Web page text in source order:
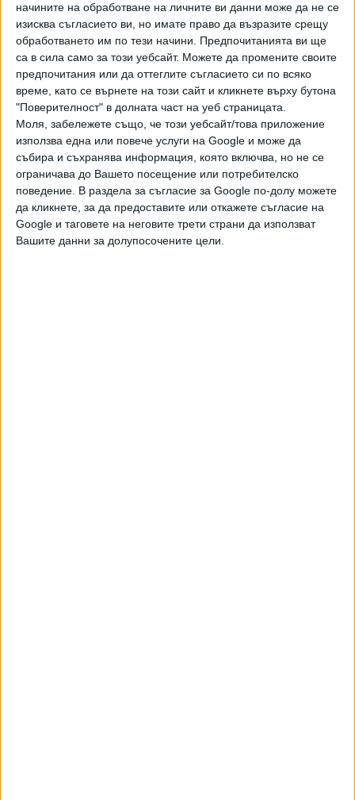
начините на обработване на личните ви данни може да не се
изисква съгласието ви, но имате право да възразите срещу
обработването им по тези начини. Предпочитанията ви ще
са в сила само за този уебсайт. Можете да промените своите
предпочитания или да оттеглите съгласието си по всяко
време, като се върнете на този сайт и кликнете върху бутона
"Поверителност" в долната част на уеб страницата.
Моля, забележете също, че този уебсайт/това приложение
използва една или повече услуги на Google и може да
събира и съхранява информация, която включва, но не се
ограничава до Вашето посещение или потребителско
поведение. В раздела за съгласие за Google по-долу можете
да кликнете, за да предоставите или откажете съгласие на
Google и таговете на неговите трети страни да използват
Вашите данни за долупосочените цели.
В съдебната власт отдавна се спекулира, че във ВАС ще
има нова колегия, която да бъде оглавена от
доскорошния председател на съда Георги Чолаков.
Раздуването на щата на съда, в който понастоящем има
106 съдии и над 20 командировани магистрати, следва
от промени в Закона за държавната собственост, с
които ВСС беше задължен да обезпечи с необходимия
брой съдии върховната инстанция, която поема
делата за отчуждаването на частни имоти за
изграждането на национални обекти. Режимът, при който
отчуждаването да минава през ВАС, действаше до 2019
г., когато подсъдността беше "свалена" на окръжно